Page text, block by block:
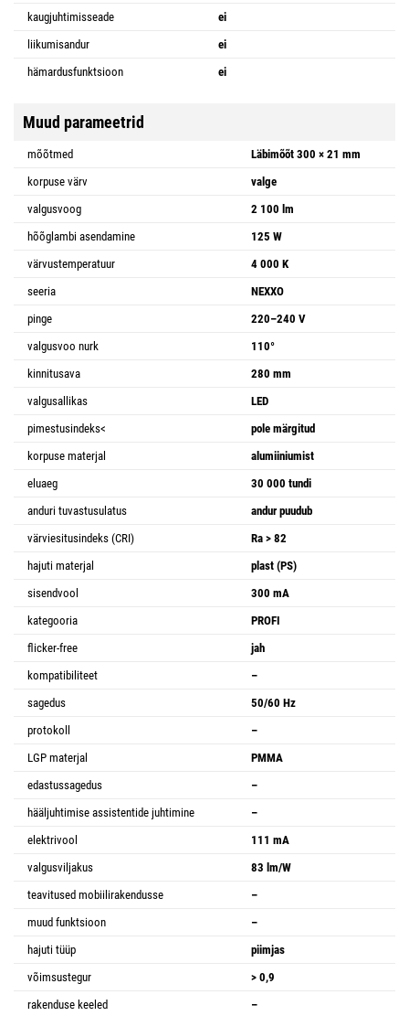
kaugjuhtimisseade
ei
liikumisandur
ei
hämardusfunktsioon
ei
Muud parameetrid
mõõtmed
Läbimõõt 300 × 21 mm
korpuse värv
valge
valgusvoog
2 100 lm
hõõglambi asendamine
125 W
värvustemperatuur
4 000 K
seeria
NEXXO
pinge
220–240 V
valgusvoo nurk
110°
kinnitusava
280 mm
valgusallikas
LED
pimestusindeks<
pole märgitud
korpuse materjal
alumiiniumist
eluaeg
30 000 tundi
anduri tuvastusulatus
andur puudub
värviesitusindeks (CRI)
Ra > 82
hajuti materjal
plast (PS)
sisendvool
300 mA
kategooria
PROFI
flicker-free
jah
kompatibiliteet
–
sagedus
50/60 Hz
protokoll
–
LGP materjal
PMMA
edastussagedus
–
hääljuhtimise assistentide juhtimine
–
elektrivool
111 mA
valgusviljakus
83 lm/W
teavitused mobiilirakendusse
–
muud funktsioon
–
hajuti tüüp
piimjas
võimsustegur
> 0,9
rakenduse keeled
–